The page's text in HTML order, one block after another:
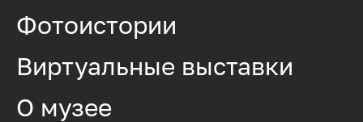
Фотоистории
Виртуальные выставки
О музее